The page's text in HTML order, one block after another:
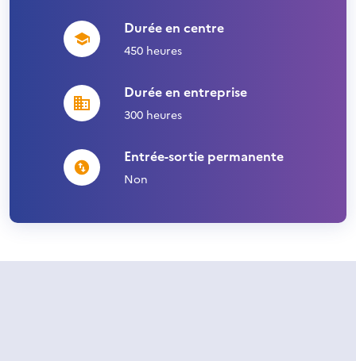
Durée en centre
450 heures
Durée en entreprise
300 heures
Entrée-sortie permanente
Non